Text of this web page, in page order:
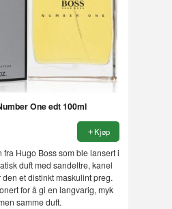
One edt 100ml
Kjøp
fra Hugo Boss som ble lansert i
duft med sandeltre, kanel
et distinkt maskulint preg.
for å gi en langvarig, myk
samme duft.